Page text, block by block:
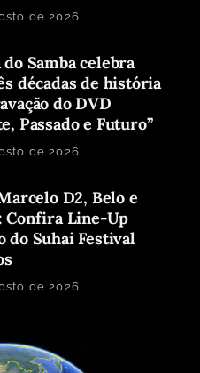
de 2026
Samba celebra
décadas de história
do DVD
Passado e Futuro”
de 2026
D2, Belo e
Confira Line-Up
do Suhai Festival
de 2026